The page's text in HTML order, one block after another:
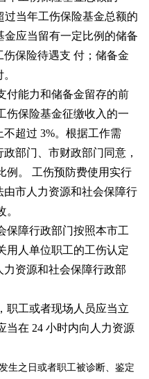
过当年工伤保险基金总额的
金应当留有一定比例的储备
伤保险待遇支 付；储备金
付能力和储备金留存的前
伤保险基金征缴收入的一
不超过 3%。根据工作需
部门、市财政部门同意，
例。 工伤预防费使用实行
市人力资源和社会保障行
保障行政部门按照本市工
用人单位职工的工伤认定
资源和社会保障行政部
职工或者现场人员应当立
当在 24 小时内向人力资源
生之日或者职工被诊断、鉴定